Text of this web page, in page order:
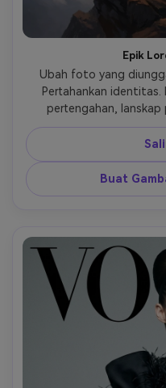
Epik
Ubah foto yang
Pertahankan
pertengahan, lanskap
Pencahayaan skala
Buat